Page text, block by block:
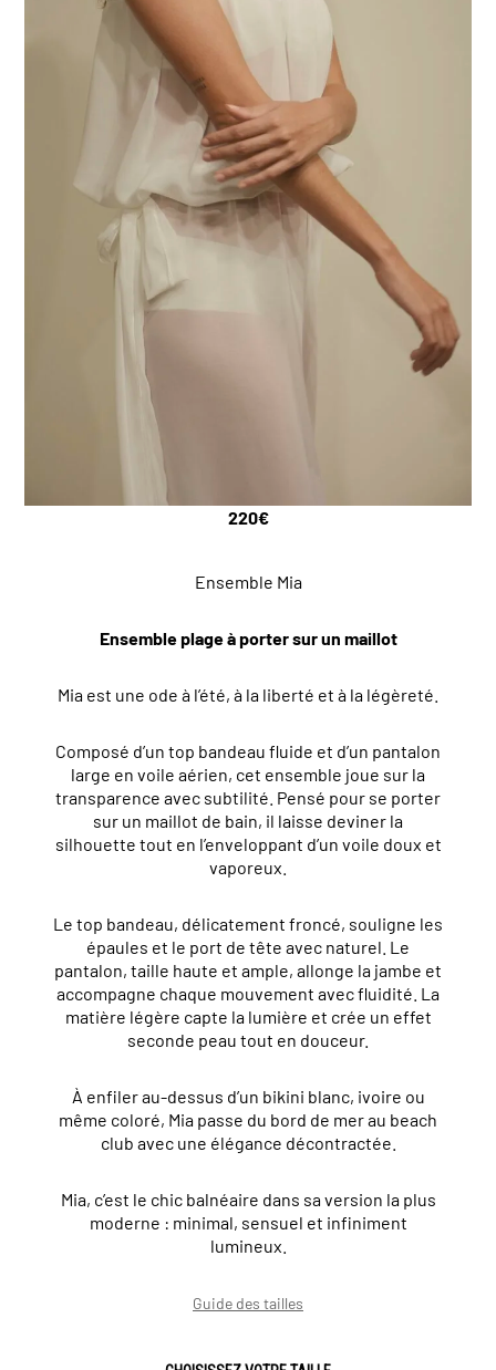
220€
Ensemble Mia
Ensemble plage à porter sur un maillot
Mia est une ode à l’été, à la liberté et à la légèreté.
Composé d’un top bandeau fluide et d’un pantalon
large en voile aérien, cet ensemble joue sur la
transparence avec subtilité. Pensé pour se porter
sur un maillot de bain, il laisse deviner la
silhouette tout en l’enveloppant d’un voile doux et
vaporeux.
Le top bandeau, délicatement froncé, souligne les
épaules et le port de tête avec naturel. Le
pantalon, taille haute et ample, allonge la jambe et
accompagne chaque mouvement avec fluidité. La
matière légère capte la lumière et crée un effet
seconde peau tout en douceur.
À enfiler au-dessus d’un bikini blanc, ivoire ou
même coloré, Mia passe du bord de mer au beach
club avec une élégance décontractée.
Mia, c’est le chic balnéaire dans sa version la plus
moderne : minimal, sensuel et infiniment
lumineux.
Guide des tailles